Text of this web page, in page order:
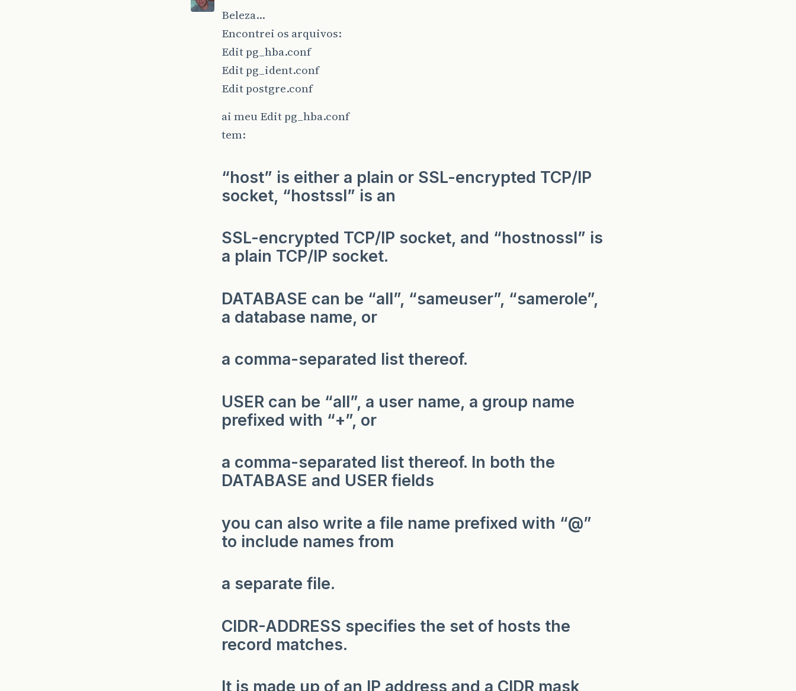
Beleza…
Encontrei os arquivos:
Edit pg_hba.conf
Edit pg_ident.conf
Edit postgre.conf
ai meu Edit pg_hba.conf
tem:
“host” is either a plain or SSL-encrypted TCP/IP
socket, “hostssl” is an
SSL-encrypted TCP/IP socket, and “hostnossl” is
a plain TCP/IP socket.
DATABASE can be “all”, “sameuser”, “samerole”,
a database name, or
a comma-separated list thereof.
USER can be “all”, a user name, a group name
prefixed with “+”, or
a comma-separated list thereof. In both the
DATABASE and USER fields
you can also write a file name prefixed with “@”
to include names from
a separate file.
CIDR-ADDRESS specifies the set of hosts the
record matches.
It is made up of an IP address and a CIDR mask